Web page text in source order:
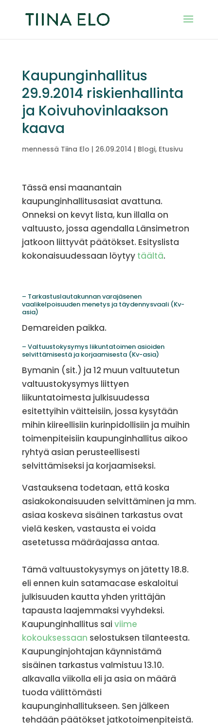
Kaupunginhallitus
29.9.2014 riskienhallinta
ja Koivuhovinlaakson
kaava
mennessä Tiina Elo | 26.09.2014 | Blogi, Etusivu
Tässä ensi maanantain
kaupunginhallitusasiat avattuna.
Onneksi on kevyt lista, kun illalla on
valtuusto, jossa agendalla Länsimetron
jatkoon liittyvät päätökset. Esityslista
kokonaisuudessaan löytyytäältä.
– Tarkastuslautakunnan varajäsenen
vaalikelpoisuuden menetys ja täydennysvaali (Kv-
asia)
Demareiden paikka.
– Valtuustokysymys liikuntatoimen asioiden
selvittämisestä ja korjaamisesta (Kv-asia)
Bymanin (sit.) ja 12 muun valtuutetun
valtuustokysymys liittyen
liikuntatoimesta julkisuudessa
esitettyihin väitteisiin, jossa kysytään
mihin kiireellisiin kurinpidollisiin ja muihin
toimenpiteisiin kaupunginhallitus aikoo
ryhtyä asian perusteellisesti
selvittämiseksi ja korjaamiseksi.
Vastauksena todetaan, että koska
asiakokonaisuuden selvittäminen ja mm.
asiaa koskeva sisäinen tarkastus ovat
vielä kesken, vastausta ei voida
asetetussa määräajassa antaa.
Tämä valtuustokysymys on jätetty 18.8.
eli ennen kuin satamacase eskaloitui
julkisuuden kautta yhden yrittäjän
tapausta laajemmaksi vyyhdeksi.
Kaupunginhallitus sai viime
kokouksessaan selostuksen tilanteesta.
Kaupunginjohtajan käynnistämä
sisäinen tarkastus valmistuu 13.10.
alkavalla viikolla eli ja asia on määrä
tuoda välittömästi
kaupunginhallitukseen. Sen jälkeen
tehdään päätökset jatkotoimenpiteistä.